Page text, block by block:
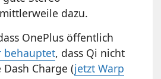
dazu.
OnePlus öffentlich
behauptet, dass Qi nicht
Charge (jetzt Warp